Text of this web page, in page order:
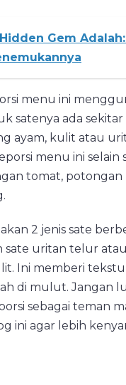
Hidden Gem
menu ini
satenya ada sekitar
ayam, kulit atau
menu ini
tomat, potongan
2 jenis sate
sate uritan telur
Ini memberi
di mulut. Jangan
sebagai teman
ini agar lebih